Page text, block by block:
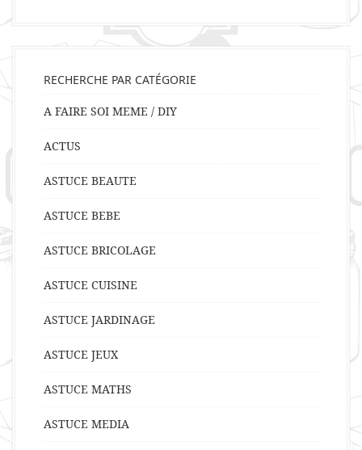
RECHERCHE PAR CATÉGORIE
A FAIRE SOI MEME / DIY
ACTUS
ASTUCE BEAUTE
ASTUCE BEBE
ASTUCE BRICOLAGE
ASTUCE CUISINE
ASTUCE JARDINAGE
ASTUCE JEUX
ASTUCE MATHS
ASTUCE MEDIA